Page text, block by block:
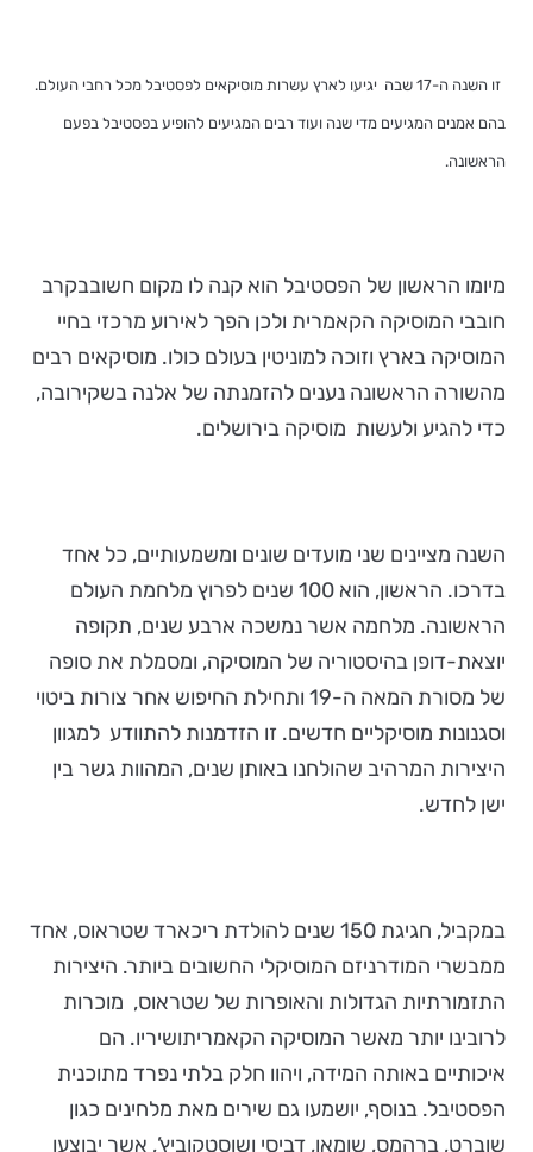
זו השנה ה-17 שבה יגיעו לארץ עשרות מוסיקאים לפסטיבל מכל רחבי העולם.
בהם אמנים המגיעים מדי שנה ועוד רבים המגיעים להופיע בפסטיבל בפעם
הראשונה.
מיומו הראשון של הפסטיבל הוא קנה לו מקום חשובבקרב
חובבי המוסיקה הקאמרית ולכן הפך לאירוע מרכזי בחיי
המוסיקה בארץ וזוכה למוניטין בעולם כולו. מוסיקאים רבים
מהשורה הראשונה נענים להזמנתה של אלנה בשקירובה,
כדי להגיע ולעשות מוסיקה בירושלים.
השנה מציינים שני מועדים שונים ומשמעותיים, כל אחד
בדרכו. הראשון, הוא 100 שנים לפרוץ מלחמת העולם
הראשונה. מלחמה אשר נמשכה ארבע שנים, תקופה
יוצאת-דופן בהיסטוריה של המוסיקה, ומסמלת את סופה
של מסורת המאה ה-19 ותחילת החיפוש אחר צורות ביטוי
וסגנונות מוסיקליים חדשים. זו הזדמנות להתוודע למגוון
היצירות המרהיב שהולחנו באותן שנים, המהוות גשר בין
ישן לחדש.
במקביל, חגיגת 150 שנים להולדת ריכארד שטראוס, אחד
ממבשרי המודרניזם המוסיקלי החשובים ביותר. היצירות
התזמורתיות הגדולות והאופרות של שטראוס, מוכרות
לרובינו יותר מאשר המוסיקה הקאמריתושיריו. הם
איכותיים באותה המידה, ויהוו חלק בלתי נפרד מתוכנית
הפסטיבל. בנוסף, יושמעו גם שירים מאת מלחינים כגון
שוברט, ברהמס, שומאן, דביסי ושוסטקוביץ’, אשר יבוצעו